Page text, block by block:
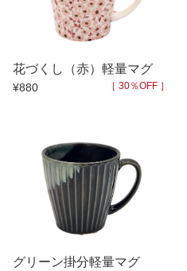
花づくし（赤）軽量マグ
¥880 ［ 30％OFF ］
グリーン掛分軽量マグ